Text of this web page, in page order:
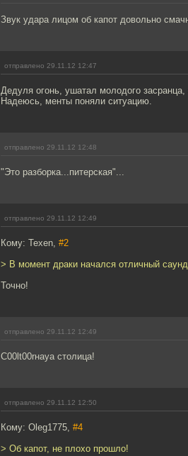
Звук удара лицом об капот довольно
отправлено 29.11.12 12:47
Дедуля огонь, ушатал молодого
Надеюсь, менты поняли ситуацию.
отправлено 29.11.12 12:48
"Это разборка...питерская"...
отправлено 29.11.12 12:49
Кому: Texen, #2
> В момент драки начался отличный
Точно!
отправлено 29.11.12 12:49
C00lt00rнаya столица!
отправлено 29.11.12 12:50
Кому: Oleg1775, #4
> Об капот, не плохо прошло!